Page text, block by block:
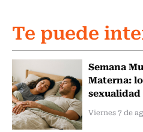
Te puede
Semana
Materna:
sexualidad
Viernes 7 de